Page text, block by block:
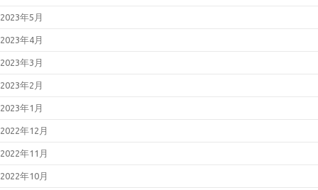
2023年5月
2023年4月
2023年3月
2023年2月
2023年1月
2022年12月
2022年11月
2022年10月